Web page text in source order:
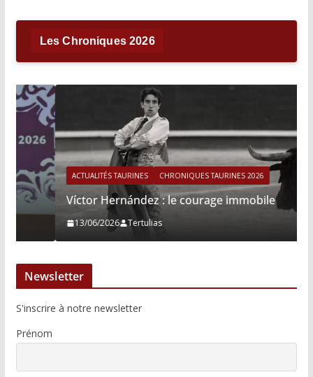
Les Chroniques 2026
ACTUALITÉS TAURINES CHRONIQUES TAURINES 2026
Víctor Hernández : le courage immobile
13/06/2026 Tertulias
Newsletter
S'inscrire à notre newsletter
Prénom